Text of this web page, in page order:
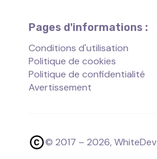
Pages d'informations :
Conditions d'utilisation
Politique de cookies
Politique de confidentialité
Avertissement
© 2017 – 2026, WhiteDev